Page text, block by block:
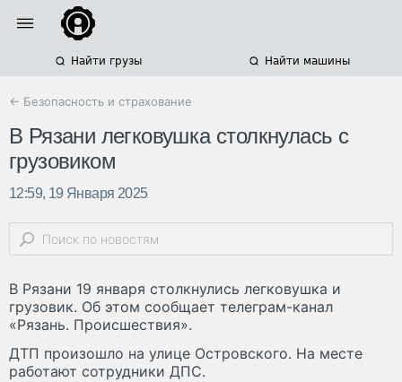
Найти грузы Найти машины
← Безопасность и страхование
В Рязани легковушка столкнулась с
грузовиком
12:59, 19 Января 2025
В Рязани 19 января столкнулись легковушка и
грузовик. Об этом сообщает телеграм-канал
«Рязань. Происшествия».
ДТП произошло на улице Островского. На месте
работают сотрудники ДПС.